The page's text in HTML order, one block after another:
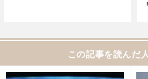
この記事を読んだ